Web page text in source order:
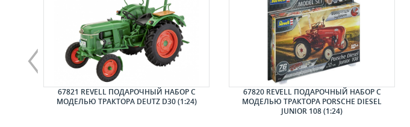
67821 REVELL ПОДАРОЧНЫЙ НАБОР С
МОДЕЛЬЮ ТРАКТОРА DEUTZ D30 (1:24)
67820 REVELL ПОДАРОЧНЫЙ НАБОР С
МОДЕЛЬЮ ТРАКТОРА PORSCHE DIESEL
JUNIOR 108 (1:24)